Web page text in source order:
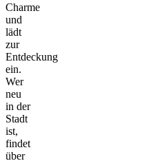
Charme
und
lädt
zur
Entdeckung
ein.
Wer
neu
in der
Stadt
ist,
findet
über